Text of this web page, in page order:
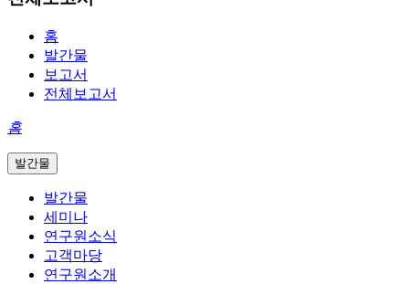
홈
발간물
보고서
전체보고서
홈
발간물
발간물
세미나
연구원소식
고객마당
연구원소개